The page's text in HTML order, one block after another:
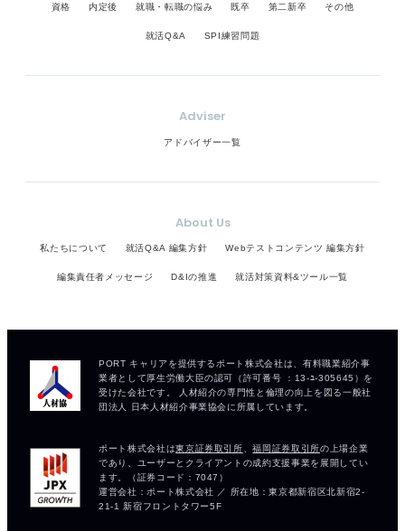
資格 内定後 就職・転職の悩み 既卒 第二新卒 その他
就活Q&A SPI練習問題
Adviser
アドバイザー一覧
About Us
私たちについて 就活Q&A 編集方針 Webテストコンテンツ 編集方針
編集責任者メッセージ D&Iの推進 就活対策資料&ツール一覧